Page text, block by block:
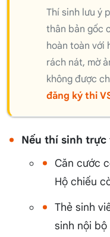
Thí sinh lưu ý
thân bản gốc
hoàn toàn với
rách nát, mờ
không được
đăng ký thi
Nếu thí sinh trực
Căn cước
Hộ chiếu
Thẻ sinh
sinh nội